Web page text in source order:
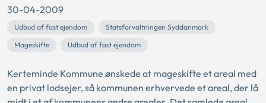
30-04-2009
Udbud af fast ejendom
Statsforvaltningen Syddanmark
Mageskifte
Udbud af fast ejendom
Kerteminde Kommune ønskede at mageskifte et areal med
en privat lodsejer, så kommunen erhvervede et areal, der lå